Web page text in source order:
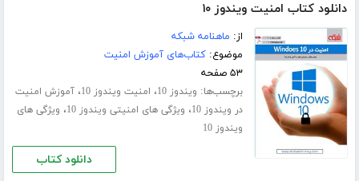
دانلود کتاب امنیت ویندوز ۱۰
از: ماهنامه شبکه
موضوع:کتاب‌های آموزش امنیت
۵۳ صفحه
برچسب‌ها: ویندوز 10 ، امنیت ویندوز 10 ،آموزش امنیت
در ویندوز 10
، ویژگی های امنیتی ویندوز 10 ، ویژگی های
ویندوز 10
دانلود کتاب